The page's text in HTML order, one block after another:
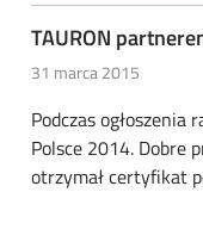
TAURON
31 marca 2015
Podczas ogłoszenia
Polsce 2014. Dobre
otrzymał certyfikat